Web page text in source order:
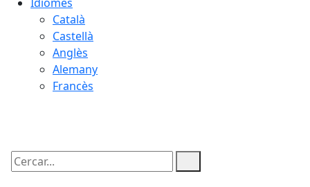
Català
Castellà
Anglès
Alemany
Francès
Cercar: